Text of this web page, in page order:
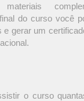
do curso você
e gerar um
o curso